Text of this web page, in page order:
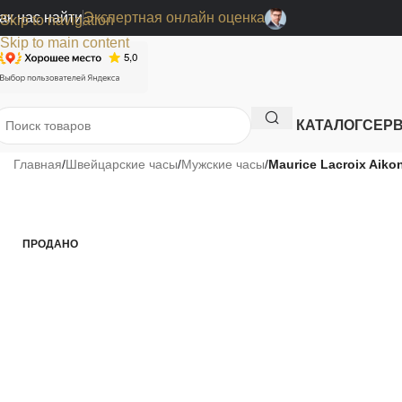
Skip to navigation
Skip to main content
нас найтиЭкспертная онлайн оценка
КАТАЛОГ
Главная/Швейцарские часы/Мужские часы/Maurice Lacroix
ПРОДАНО